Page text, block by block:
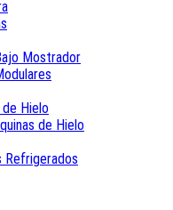
Mostrador
Hielo
de Hielo
Refrigerados